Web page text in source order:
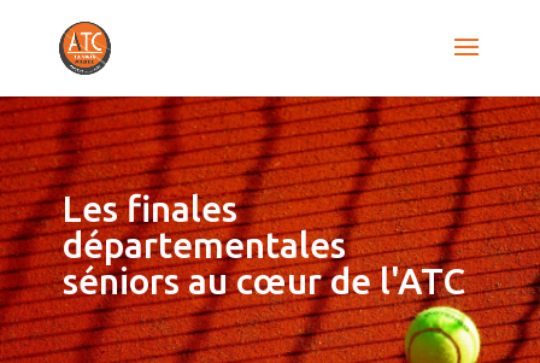
Les finales
départementales
séniors au cœur de l'ATC